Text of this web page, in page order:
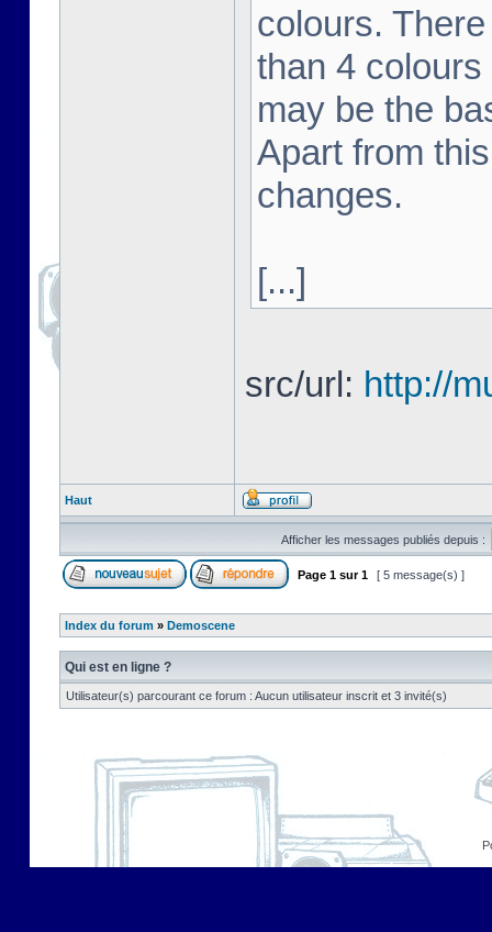
colours.
than 4
may be the
Apart from
changes.
[...]
src/url: http://
Haut
Afficher les messages publiés depuis :
Page 1 sur1 [ 5 message(s) ]
Index du forum » Demoscene
Qui est en ligne ?
Utilisateur(s) parcourant ce forum : Aucun utilisateur inscrit et 3 invité(s)